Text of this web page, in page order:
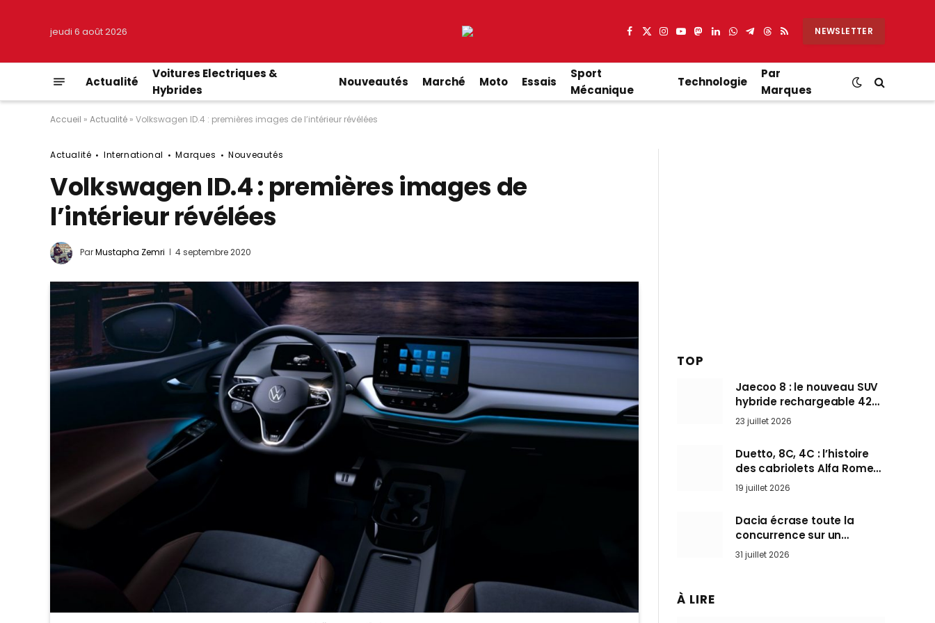
jeudi 6 août 2026 Facebook
X
Instagram
YouTube
Mastodon
LinkedIn
WhatsApp
Partager
Telegram
Threads
RSS NEWSLETTER
Actualité
Voitures Electriques &
Hybrides
Nouveautés Marché Moto Essais
Sport
Mécanique
Technologie
Par
Marques
Accueil » Actualité » Volkswagen ID.4 : premières images de l’intérieur révélées
Actualité International Marques Nouveautés
Volkswagen ID.4 : premières images de
l’intérieur révélées
ParMustapha Zemri 4 septembre 2020
TOP
Jaecoo 8 : le nouveau SUV
hybride rechargeable 428
ch qui vise l’Audi Q7 arrive
en Europe cet automne
23 juillet 2026
Duetto, 8C, 4C : l’histoire
des cabriolets Alfa Romeo,
ces Spider qui ont défini
l’art de rouler cheveux au
vent
19 juillet 2026
Dacia écrase toute la
concurrence sur un
marché où personne ne
l’attendait
31 juillet 2026
À LIRE